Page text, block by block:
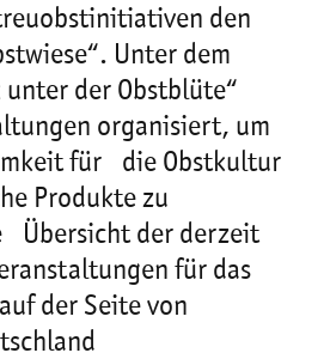
den
Unter dem
unter der Obstblüte“
organisiert, um
für die Obstkultur
Produkte zu
Übersicht der derzeit
für das
der Seite von